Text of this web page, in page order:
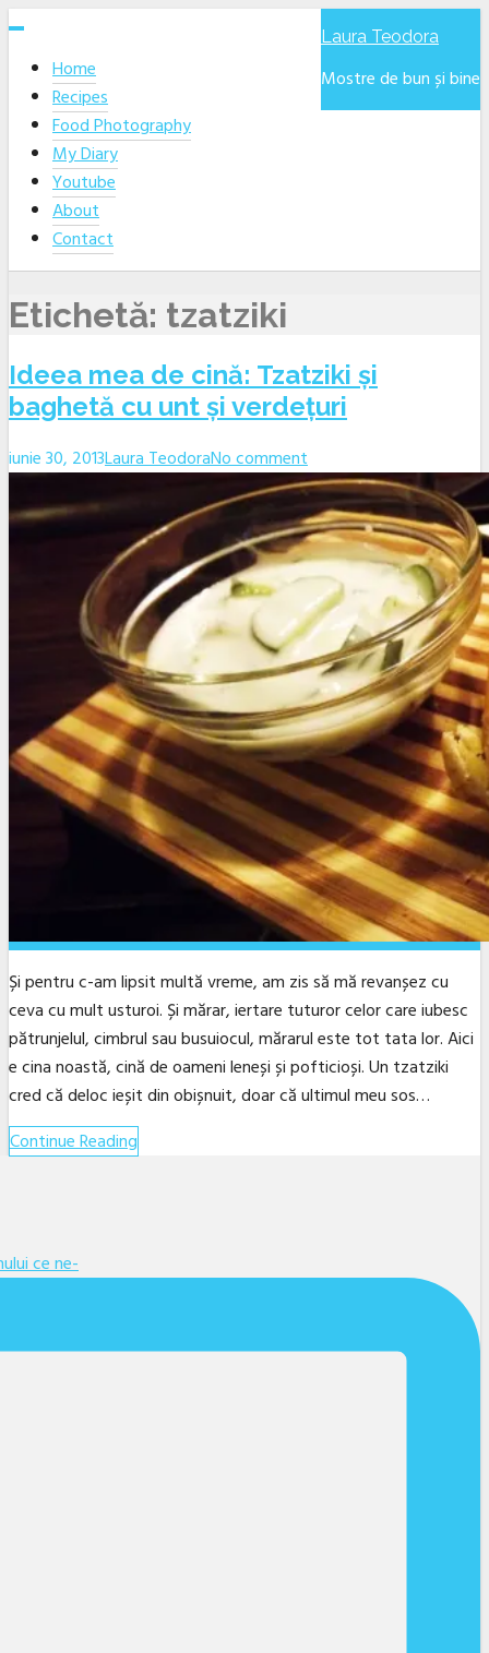
Skip
content
Laura Teodora
Mostre de bun și bine
Home
Recipes
Food Photography
My Diary
Youtube
About
Contact
Etichetă: tzatziki
Ideea mea de cină: Tzatziki și
baghetă cu unt și verdețuri
iunie 30, 2013Laura TeodoraNo comment
Și pentru c-am lipsit multă vreme, am zis să mă revanșez cu
ceva cu mult usturoi. Și mărar, iertare tuturor celor care iubesc
pătrunjelul, cimbrul sau busuiocul, mărarul este tot tata lor. Aici
e cina noastă, cină de oameni leneși și pofticioși. Un tzatziki
cred că deloc ieșit din obișnuit, doar că ultimul meu sos…
Continue Reading
ce ne-